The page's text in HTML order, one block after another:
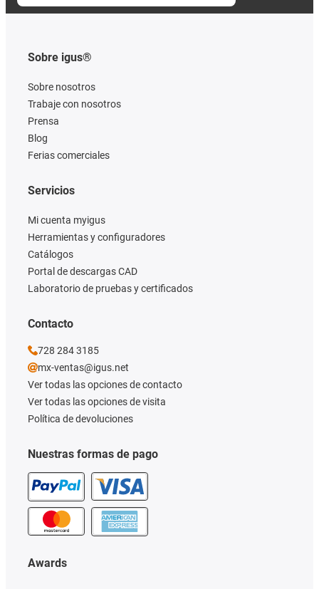
Sobre igus®
Sobre nosotros
Trabaje con nosotros
Prensa
Blog
Ferias comerciales
Nuestras formas de pago
Servicios
Mi cuenta myigus
Herramientas y configuradores
Catálogos
Portal de descargas CAD
Laboratorio de pruebas y certificados
Awards
Contacto
728 284 3185
mx-ventas@igus.net
Ver todas las opciones de contacto
Ver todas las opciones de visita
Política de devoluciones